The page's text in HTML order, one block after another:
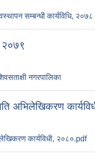
सम्बन्धी कार्यविधि,
२०७९
नगरपालिका
अभिलेखिकरण
कार्यविधी, २०८०.pdf